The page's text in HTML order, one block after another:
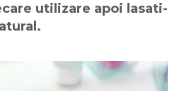
utilizare apoi lasati-